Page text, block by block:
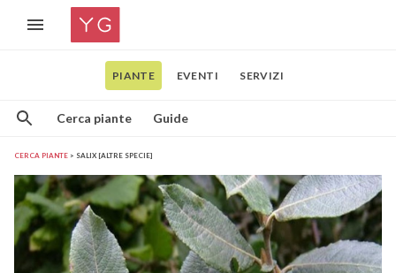
PIANTE EVENTI SERVIZI
Cerca piante Guide
CERCA PIANTE SALIX [ALTRE SPECIE]